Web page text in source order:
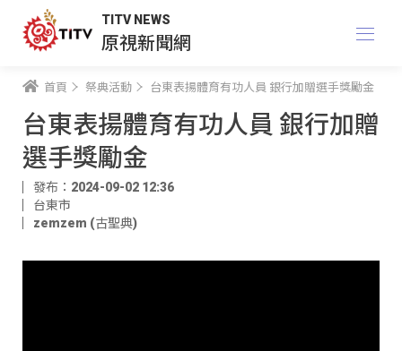
TITV NEWS
原視新聞網
首頁 祭典活動 台東表揚體育有功人員 銀行加贈選手獎勵金
台東表揚體育有功人員 銀行加贈
選手獎勵金
發布：2024-09-02 12:36
台東市
zemzem (古聖典)